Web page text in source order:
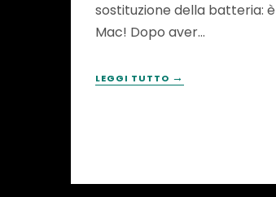
sostituzione della batteria:
Mac! Dopo aver…
LEGGI TUTTO →